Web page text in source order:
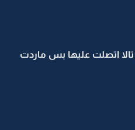
اتصلت عليها بس ماردت